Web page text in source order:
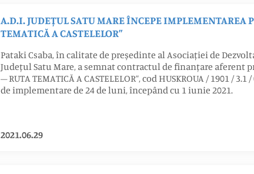
A.D.I. JUDEȚUL SATU MARE ÎNCEPE IMPLEMENTAREA
TEMATICĂ A CASTELELOR”
Pataki Csaba, în calitate de președinte al Asociației de
Județul Satu Mare, a semnat contractul de finanțare aferent
– RUTA TEMATICĂ A CASTELELOR”, cod HUSKROUA / 1901 /
de implementare de 24 de luni, începând cu 1 iunie 2021.
2021.06.29